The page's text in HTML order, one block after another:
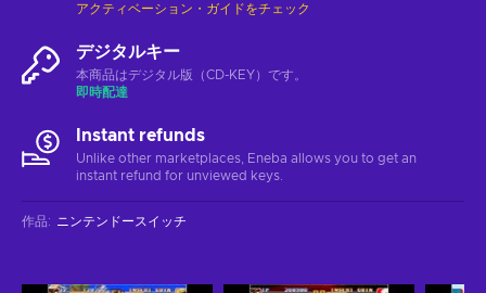
アクティベーション・ガイドをチェック
デジタルキー
本商品はデジタル版（CD-KEY）です。
即時配達
Instant refunds
Unlike other marketplaces, Eneba allows you to get an
instant refund for unviewed keys.
作品: ニンテンドースイッチ